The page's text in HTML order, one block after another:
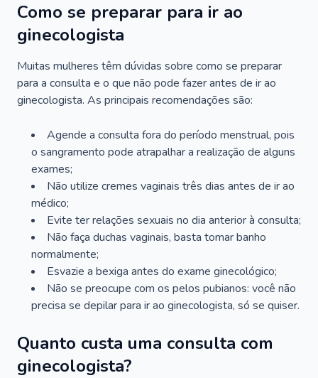
Como se preparar para ir ao
ginecologista
Muitas mulheres têm dúvidas sobre como se preparar
para a consulta e o que não pode fazer antes de ir ao
ginecologista. As principais recomendações são:
Agende a consulta fora do período menstrual, pois
o sangramento pode atrapalhar a realização de alguns
exames;
Não utilize cremes vaginais três dias antes de ir ao
médico;
Evite ter relações sexuais no dia anterior à consulta;
Não faça duchas vaginais, basta tomar banho
normalmente;
Esvazie a bexiga antes do exame ginecológico;
Não se preocupe com os pelos pubianos: você não
precisa se depilar para ir ao ginecologista, só se quiser.
Quanto custa uma consulta com
ginecologista?